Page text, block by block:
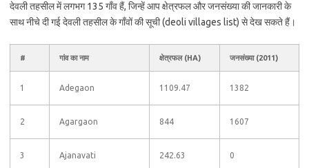
देवली तहसील में लगभग 135 गाँव हैं, जिन्हें आप क्षेत्रफल और जनसंख्या की जानकारी के
साथ नीचे दी गई देवली तहसील के गाँवों की सूची (deoli villages list) से देख सकते हैं।
# गांव का नाम क्षेत्रफल (HA) जनसंख्या (2011)
1 Adegaon 1109.47 1382
2 Agargaon 844 1607
3 Ajanavati 242.63 0